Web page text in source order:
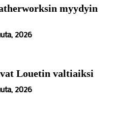
myydyin
2026
Louetin valtiaiksi
2026